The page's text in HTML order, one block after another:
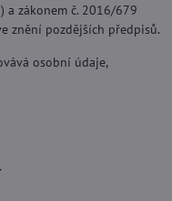
a zákonem č. 2016/679
znění pozdějších předpisů.
osobní údaje,